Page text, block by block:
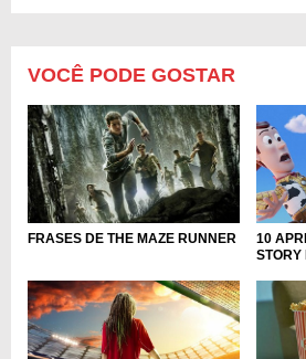
VOCÊ PODE GOSTAR
FRASES DE THE MAZE RUNNER
10
STORY